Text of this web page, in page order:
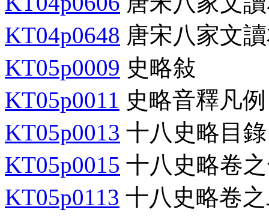
KT04p0648 唐宋八家文
KT05p0009 史略敍
KT05p0011 史略音釋凡例
KT05p0013 十八史略目錄
KT05p0015 十八史略卷
KT05p0113 十八史略卷